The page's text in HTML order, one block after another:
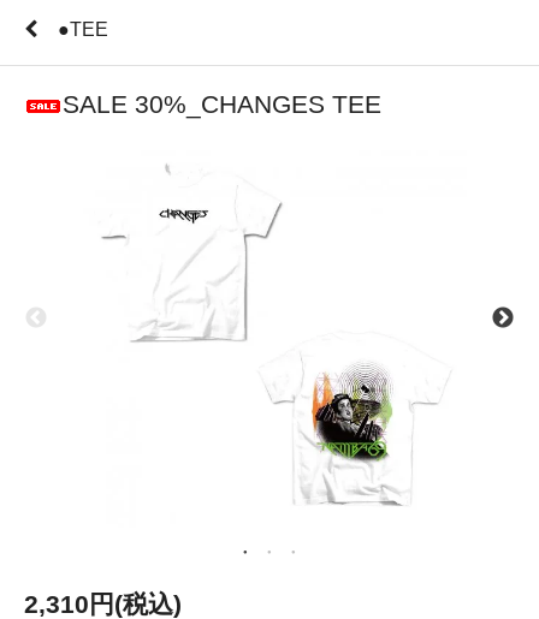
●TEE
SALE 30%_CHANGES TEE
2,310円(税込)